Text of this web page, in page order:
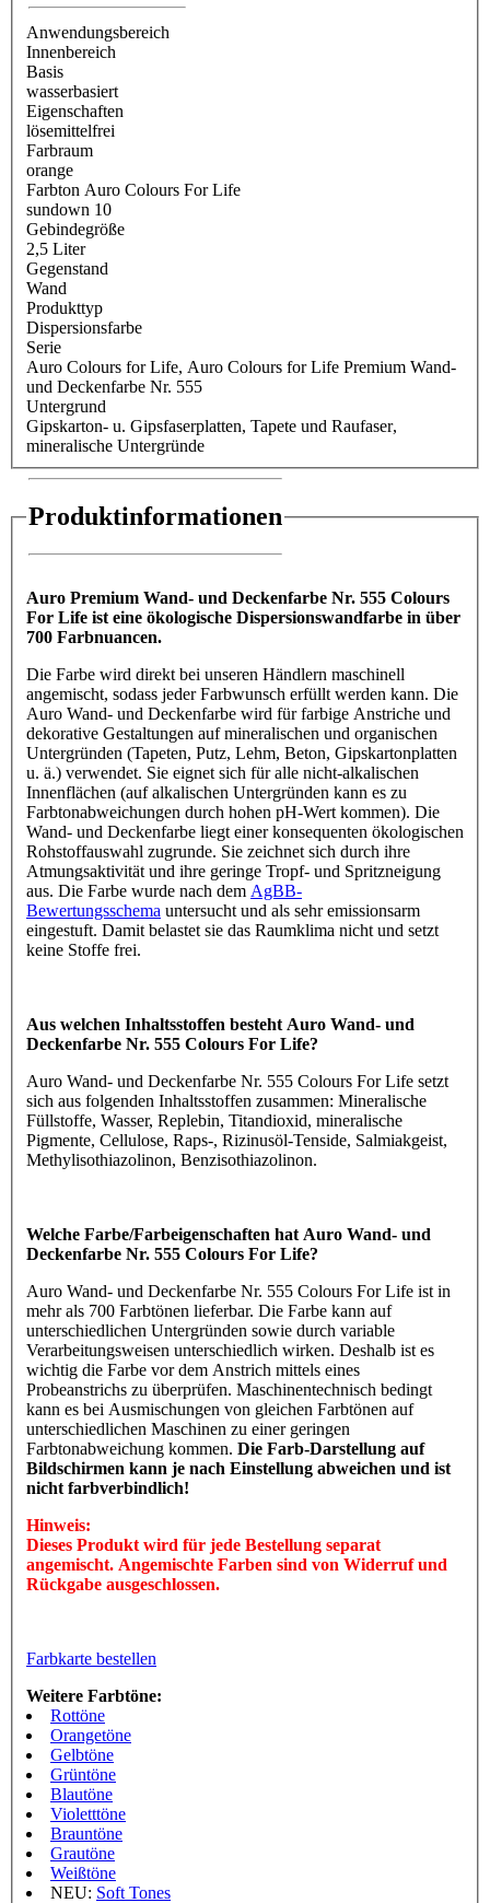
Anwendungsbereich
Innenbereich
Basis
wasserbasiert
Eigenschaften
lösemittelfrei
Farbraum
orange
Farbton Auro Colours For Life
sundown 10
Gebindegröße
2,5 Liter
Gegenstand
Wand
Produkttyp
Dispersionsfarbe
Serie
Auro Colours for Life, Auro Colours for Life Premium Wand-
und Deckenfarbe Nr. 555
Untergrund
Gipskarton- u. Gipsfaserplatten, Tapete und Raufaser,
mineralische Untergründe
Produktinformationen
Auro Premium Wand- und Deckenfarbe Nr. 555 Colours
For Life ist eine ökologische Dispersionswandfarbe in über
700 Farbnuancen.
Die Farbe wird direkt bei unseren Händlern maschinell
angemischt, sodass jeder Farbwunsch erfüllt werden kann. Die
Auro Wand- und Deckenfarbe wird für farbige Anstriche und
dekorative Gestaltungen auf mineralischen und organischen
Untergründen (Tapeten, Putz, Lehm, Beton, Gipskartonplatten
u. ä.) verwendet. Sie eignet sich für alle nicht-alkalischen
Innenflächen (auf alkalischen Untergründen kann es zu
Farbtonabweichungen durch hohen pH-Wert kommen). Die
Wand- und Deckenfarbe liegt einer konsequenten ökologischen
Rohstoffauswahl zugrunde. Sie zeichnet sich durch ihre
Atmungsaktivität und ihre geringe Tropf- und Spritzneigung
aus. Die Farbe wurde nach dem AgBB-
Bewertungsschema untersucht und als sehr emissionsarm
eingestuft. Damit belastet sie das Raumklima nicht und setzt
keine Stoffe frei.
Aus welchen Inhaltsstoffen besteht Auro Wand- und
Deckenfarbe Nr. 555 Colours For Life?
Auro Wand- und Deckenfarbe Nr. 555 Colours For Life setzt
sich aus folgenden Inhaltsstoffen zusammen: Mineralische
Füllstoffe, Wasser, Replebin, Titandioxid, mineralische
Pigmente, Cellulose, Raps-, Rizinusöl-Tenside, Salmiakgeist,
Methylisothiazolinon, Benzisothiazolinon.
Welche Farbe/Farbeigenschaften hat Auro Wand- und
Deckenfarbe Nr. 555 Colours For Life?
Auro Wand- und Deckenfarbe Nr. 555 Colours For Life ist in
mehr als 700 Farbtönen lieferbar. Die Farbe kann auf
unterschiedlichen Untergründen sowie durch variable
Verarbeitungsweisen unterschiedlich wirken. Deshalb ist es
wichtig die Farbe vor dem Anstrich mittels eines
Probeanstrichs zu überprüfen. Maschinentechnisch bedingt
kann es bei Ausmischungen von gleichen Farbtönen auf
unterschiedlichen Maschinen zu einer geringen
Farbtonabweichung kommen. Die Farb-Darstellung auf
Bildschirmen kann je nach Einstellung abweichen und ist
nicht farbverbindlich!
Hinweis:
Dieses Produkt wird für jede Bestellung separat
angemischt. Angemischte Farben sind von Widerruf und
Rückgabe ausgeschlossen.
Farbkarte bestellen
Weitere Farbtöne:
Rottöne
Orangetöne
Gelbtöne
Grüntöne
Blautöne
Violetttöne
Brauntöne
Grautöne
Weißtöne
NEU: Soft Tones